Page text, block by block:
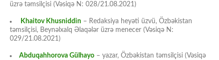
üzrə təmsilçisi (Vəsiqə N: 028/21.08.2021)
Khaitov Khusniddin – Redaksiya heyəti üzvü, Özbəkistan
təmsilçisi, Beynəlxalq Əlaqələr üzrə menecer (Vəsiqə N:
029/21.08.2021)
Abduqahhorova Gülhayo – yazar, Özbəkistan təmsilçisi (Vəsiqə